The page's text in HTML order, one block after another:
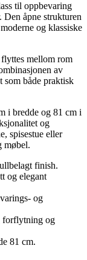
til oppbevaring
Den åpne strukturen
og klassiske
mellom rom
av
som både praktisk
i bredde og 81 cm i
og
spisestue eller
møbel.
finish.
og elegant
og
forflytning og
81 cm.